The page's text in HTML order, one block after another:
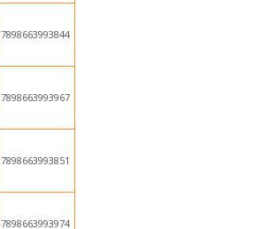
7898663993844
7898663993967
7898663993851
7898663993974